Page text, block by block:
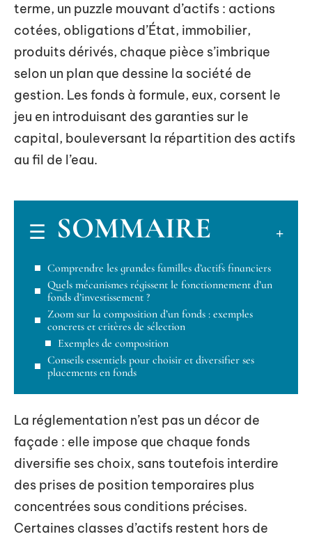
terme, un puzzle mouvant d’actifs : actions
cotées, obligations d’État, immobilier,
produits dérivés, chaque pièce s’imbrique
selon un plan que dessine la société de
gestion. Les fonds à formule, eux, corsent le
jeu en introduisant des garanties sur le
capital, bouleversant la répartition des actifs
au fil de l’eau.
SOMMAIRE
Comprendre les grandes familles d’actifs financiers
Quels mécanismes régissent le fonctionnement d’un
fonds d’investissement ?
Zoom sur la composition d’un fonds : exemples
concrets et critères de sélection
Exemples de composition
Conseils essentiels pour choisir et diversifier ses
placements en fonds
La réglementation n’est pas un décor de
façade : elle impose que chaque fonds
diversifie ses choix, sans toutefois interdire
des prises de position temporaires plus
concentrées sous conditions précises.
Certaines classes d’actifs restent hors de